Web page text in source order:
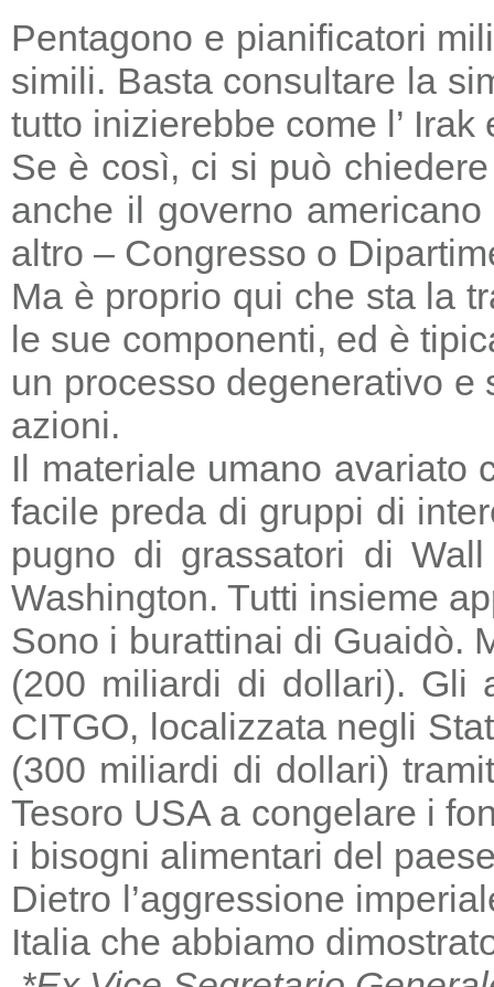
Pentagono e pianificatori
simili. Basta consultare la
tutto inizierebbe come l’
Se è così, ci si può
anche il governo
altro – Congresso o
Ma è proprio qui che sta la
le sue componenti, ed è
un processo degenerativo
azioni.
Il materiale umano avariato
facile preda di gruppi di
pugno di grassatori di
Washington. Tutti insieme
Sono i burattinai di Guaidò.
(200 miliardi di dollari). Gli
CITGO, localizzata negli
(300 miliardi di dollari)
Tesoro USA a congelare i
i bisogni alimentari del
Dietro l’aggressione
Italia che abbiamo